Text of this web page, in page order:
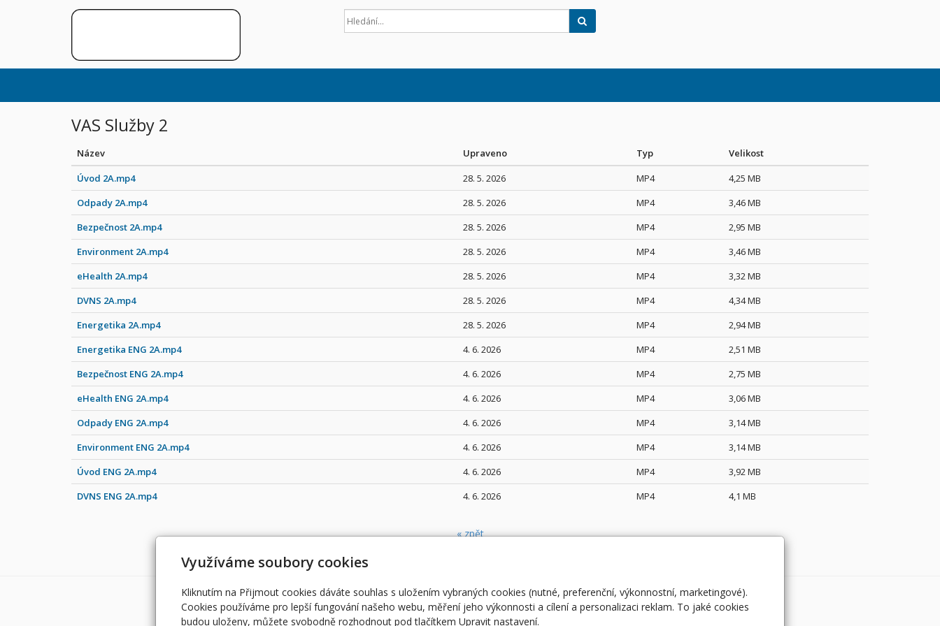
VAS Služby 2
Název Upraveno Typ
Velikost
Úvod 2A.mp4
28. 5. 2026 MP4
4,25 MB
Odpady 2A.mp4
28. 5. 2026 MP4
3,46 MB
Bezpečnost 2A.mp4
28. 5. 2026 MP4
2,95 MB
Environment 2A.mp4
28. 5. 2026 MP4
3,46 MB
eHealth 2A.mp4
28. 5. 2026 MP4
3,32 MB
DVNS 2A.mp4
28. 5. 2026 MP4
4,34 MB
Energetika 2A.mp4
28. 5. 2026 MP4
2,94 MB
Energetika ENG 2A.mp4
4. 6. 2026 MP4
2,51 MB
Bezpečnost ENG 2A.mp4
4. 6. 2026 MP4
2,75 MB
eHealth ENG 2A.mp4
4. 6. 2026 MP4
3,06 MB
Odpady ENG 2A.mp4
4. 6. 2026 MP4
3,14 MB
Environment ENG 2A.mp4
4. 6. 2026 MP4
3,14 MB
Úvod ENG 2A.mp4
4. 6. 2026 MP4
3,92 MB
DVNS ENG 2A.mp4
4. 6. 2026 MP4 4,1 MB
« zpět
Využíváme soubory cookies
Kliknutím na Přijmout cookies dáváte souhlas s uložením vybraných cookies (nutné, preferenční, výkonnostní, marketingové).
Cookies používáme pro lepší fungování našeho webu, měření jeho výkonnosti a cílení a personalizaci reklam. To jaké cookies
budou uloženy, můžete svobodně rozhodnout pod tlačítkem Upravit nastavení.